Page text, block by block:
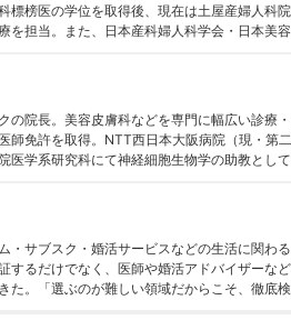
標榜医の学位を取得後、現在は土屋産婦人科
を担当。また、日本産科婦人科学会・日本美
心 妊娠出産Book（成美堂出版）
の院長。美容皮膚科などを専門に幅広い診療
師免許を取得。NTT西日本大阪病院（現・第
医学系研究科にて神経細胞生物学の助教とし
道ランナー』 ・2020年7月 『医療人百科』
性肌）に関する記事 ・2020年11月 『MINE』
年11月 『OZmall』
・サブスク・婚活サービスなどの生活に関わ
するだけでなく、医師や婚活アドバイザーな
た。「選ぶのが難しい領域だからこそ、徹底